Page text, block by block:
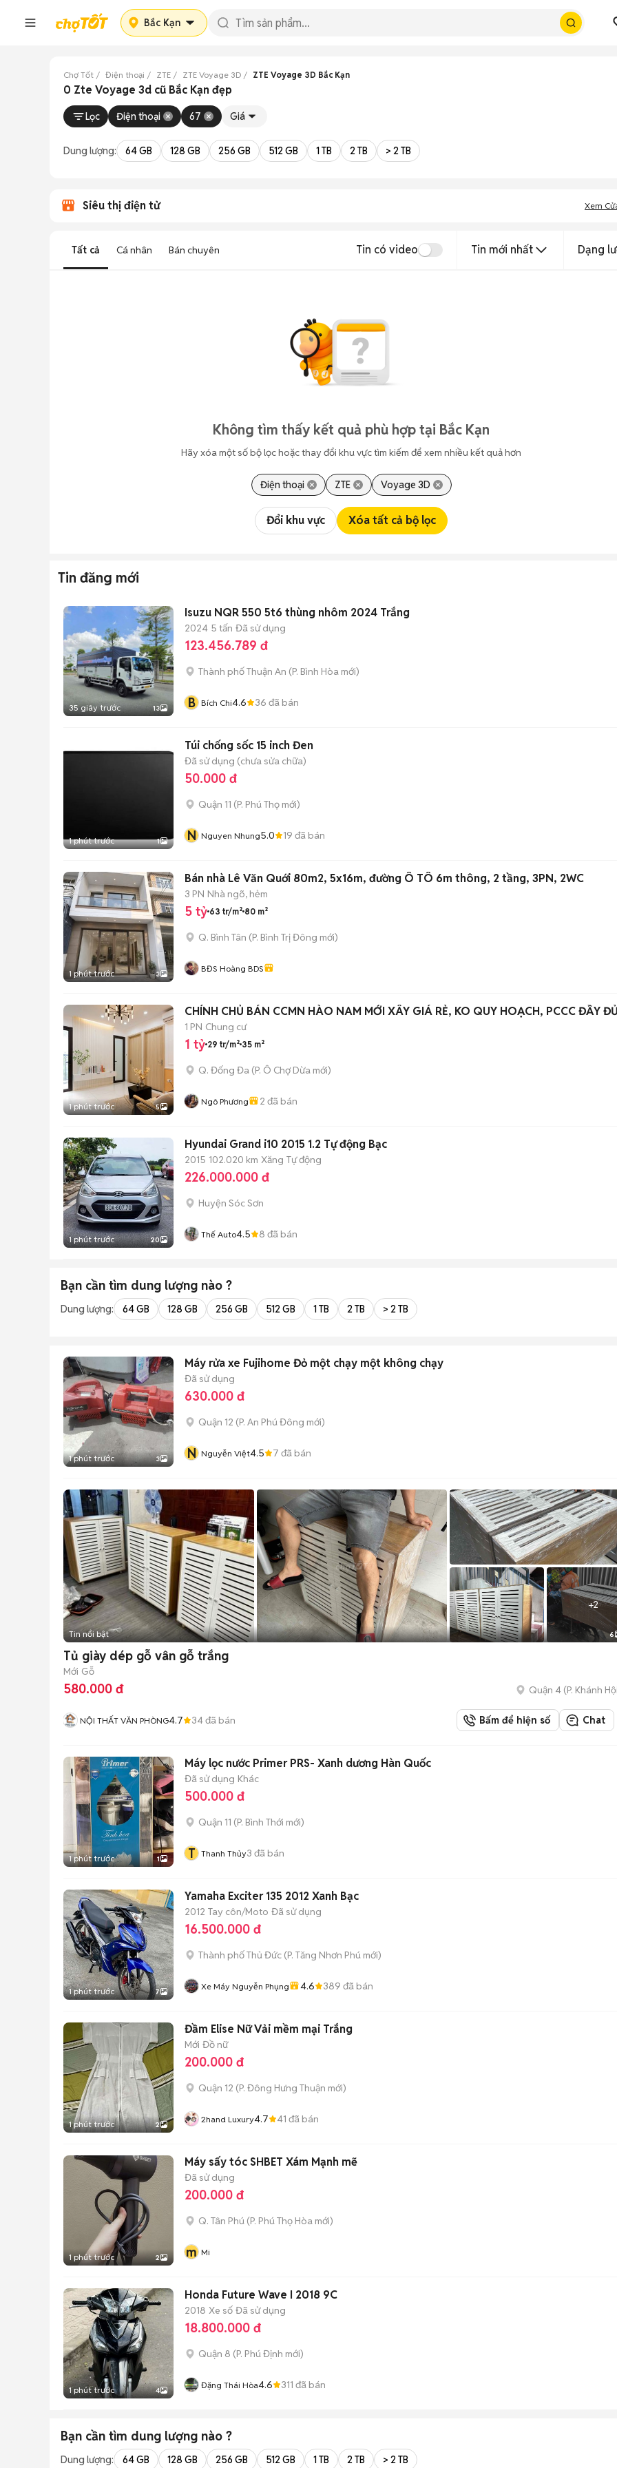
Bắc Kạn
Chợ Tốt Điện thoại ZTE ZTE Voyage 3D ZTE Voyage 3D Bắc Kạn
0 Zte Voyage 3d cũ Bắc Kạn đẹp
Lọc Điện thoại 67 Giá
Dung lượng: 64 GB 128 GB 256 GB 512 GB 1 TB 2 TB > 2 TB
Siêu thị điện tử Xem
Tất cả Cá nhân Bán chuyên Tin có video Tin mới nhất Dạng
Không tìm thấy kết quả phù hợp tại Bắc Kạn
Hãy xóa một số bộ lọc hoặc thay đổi khu vực tìm kiếm để xem nhiều kết quả hơn
Điện thoại ZTE Voyage 3D
Đổi khu vực Xóa tất cả bộ lọc
Tin đăng mới
35 giây trước 13
Isuzu NQR 550 5t6 thùng nhôm 2024 Trắng
2024 5 tấn Đã sử dụng
123.456.789 đ
Thành phố Thuận An (P. Bình Hòa mới)
B Bích Chi4.6 36 đã bán
1 phút trước 1
Túi chống sốc 15 inch Đen
Đã sử dụng (chưa sửa chữa)
50.000 đ
Quận 11 (P. Phú Thọ mới)
N Nguyen Nhung5.0 19 đã bán
1 phút trước 3
Bán nhà Lê Văn Quới 80m2, 5x16m, đường Ô TÔ 6m thông, 2 tầng, 3PN, 2WC
3 PN Nhà ngõ, hẻm
5 tỷ 63 tr/m² 80 m²
Q. Bình Tân (P. Bình Trị Đông mới)
BĐS Hoàng BDS
1 phút trước 5
CHÍNH CHỦ BÁN CCMN HÀO NAM MỚI XÂY GIÁ RẺ, KO QUY HOẠCH, PCCC ĐẦY
1 PN Chung cư
1 tỷ 29 tr/m² 35 m²
Q. Đống Đa (P. Ô Chợ Dừa mới)
Ngô Phương 2 đã bán
1 phút trước 20
Hyundai Grand i10 2015 1.2 Tự động Bạc
2015 102.020 km Xăng Tự động
226.000.000 đ
Huyện Sóc Sơn
Thế Auto4.5 8 đã bán
Bạn cần tìm dung lượng nào ?
Dung lượng: 64 GB 128 GB 256 GB 512 GB 1 TB 2 TB > 2 TB
1 phút trước 3
Máy rửa xe Fujihome Đỏ một chạy một không chạy
Đã sử dụng
630.000 đ
Quận 12 (P. An Phú Đông mới)
N Nguyễn Việt4.5 7 đã bán
+2
Tin nổi bật 6
Tủ giày dép gỗ vân gỗ trắng
Mới Gỗ
580.000 đ Quận 4 (P. Khánh
NỘI THẤT VĂN PHÒNG4.7 34đã bán Bấm để hiện số Chat
1 phút trước 1
Máy lọc nước Primer PRS- Xanh dương Hàn Quốc
Đã sử dụng Khác
500.000 đ
Quận 11 (P. Bình Thới mới)
T Thanh Thủy3 đã bán
1 phút trước 7
Yamaha Exciter 135 2012 Xanh Bạc
2012 Tay côn/Moto Đã sử dụng
16.500.000 đ
Thành phố Thủ Đức (P. Tăng Nhơn Phú mới)
Xe Máy Nguyễn Phụng 4.6 389 đã bán
1 phút trước 2
Đầm Elise Nữ Vải mềm mại Trắng
Mới Đồ nữ
200.000 đ
Quận 12 (P. Đông Hưng Thuận mới)
2hand Luxury4.7 41 đã bán
1 phút trước 2
Máy sấy tóc SHBET Xám Mạnh mẽ
Đã sử dụng
200.000 đ
Q. Tân Phú (P. Phú Thọ Hòa mới)
m Mi
1 phút trước 4
Honda Future Wave I 2018 9C
2018 Xe số Đã sử dụng
18.800.000 đ
Quận 8 (P. Phú Định mới)
Đặng Thái Hòa4.6 311 đã bán
Bạn cần tìm dung lượng nào ?
Dung lượng: 64 GB 128 GB 256 GB 512 GB 1 TB 2 TB > 2 TB